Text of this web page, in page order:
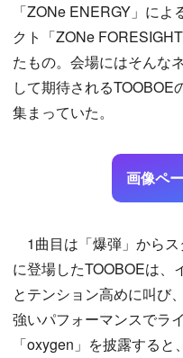
「ZONe ENERGY」に
クト「ZONe
たもの。会場にはそんな
して期待される
集まっていた。
画像ペ
1曲目は「爆弾」から
に登場したTOOBOEは、
とテンション高めに叫び
強いパフォーマンスでラ
「oxygen」を披露する